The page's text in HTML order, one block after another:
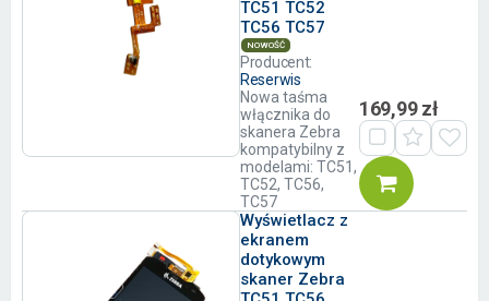
TC51 TC52
TC56 TC57
NOWOŚĆ
Producent:
Reserwis
Nowa taśma
włącznika do
skanera Zebra
kompatybilny z
modelami: TC51,
TC52, TC56,
TC57
169,99 zł
Wyświetlacz z
ekranem
dotykowym
skaner Zebra